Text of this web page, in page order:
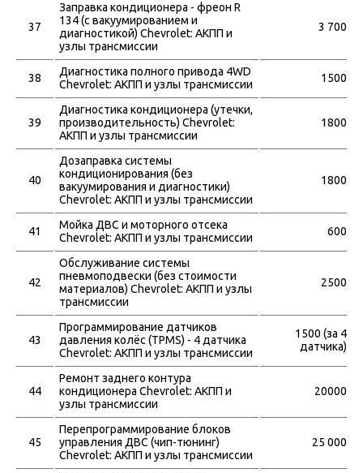
37
Заправка кондиционера - фреон R
134 (с вакуумированием и
диагностикой) Chevrolet: АКПП и
узлы трансмиссии
3 700
38
Диагностика полного привода 4WD
Chevrolet: АКПП и узлы трансмиссии
1500
39
Диагностика кондиционера (утечки,
производительность) Chevrolet:
АКПП и узлы трансмиссии
1800
40
Дозаправка системы
кондиционирования (без
вакуумирования и диагностики)
Chevrolet: АКПП и узлы трансмиссии
1800
41
Мойка ДВС и моторного отсека
Chevrolet: АКПП и узлы трансмиссии
600
42
Обслуживание системы
пневмоподвески (без стоимости
материалов) Chevrolet: АКПП и узлы
трансмиссии
2500
43
Программирование датчиков
давления колёс (TPMS) - 4 датчика
Chevrolet: АКПП и узлы трансмиссии
1500 (за 4
датчика)
44
Ремонт заднего контура
кондиционера Chevrolet: АКПП и
узлы трансмиссии
20000
45
Перепрограммирование блоков
управления ДВС (чип-тюнинг)
Chevrolet: АКПП и узлы трансмиссии
25 000